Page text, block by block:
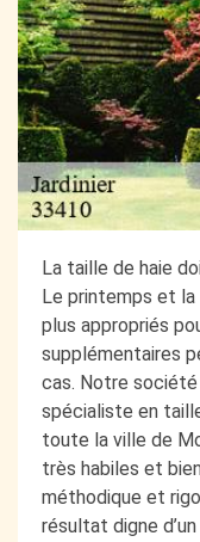
La taille de haie
Le printemps et
plus appropriés
supplémentaires
cas. Notre société
spécialiste en
toute la ville de
très habiles et
méthodique et
résultat digne